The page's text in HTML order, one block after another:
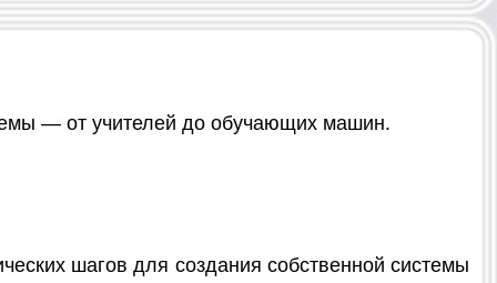
— от учителей до обучающих машин.
шагов для создания собственной системы